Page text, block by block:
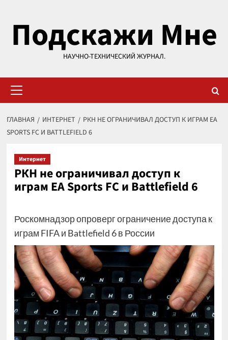
содержимому
Подскажи Мне
НАУЧНО-ТЕХНИЧЕСКИЙ ЖУРНАЛ.
меню
ГЛАВНАЯ ИНТЕРНЕТ
РКН НЕ ОГРАНИЧИВАЛ ДОСТУП К ИГРАМ EA
SPORTS FC И BATTLEFIELD 6
Интернет
РКН не ограничивал доступ к
играм EA Sports FC и Battlefield 6
Роскомнадзор опроверг ограничение доступа к
играм FIFA и Battlefield 6 в России